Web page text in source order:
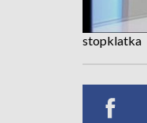
stopklatka